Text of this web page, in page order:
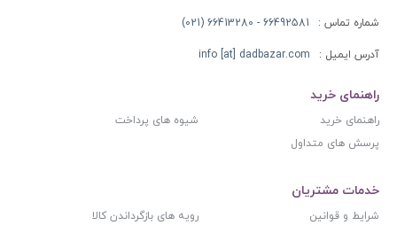
شماره تماس : 66492581 - 66413280 (021)
آدرس ایمیل : info [at] dadbazar.com
راهنمای خرید
راهنمای خرید
شیوه های پرداخت
پرسش های متداول
خدمات مشتریان
شرایط و قوانین
رویه های بازگرداندن کالا